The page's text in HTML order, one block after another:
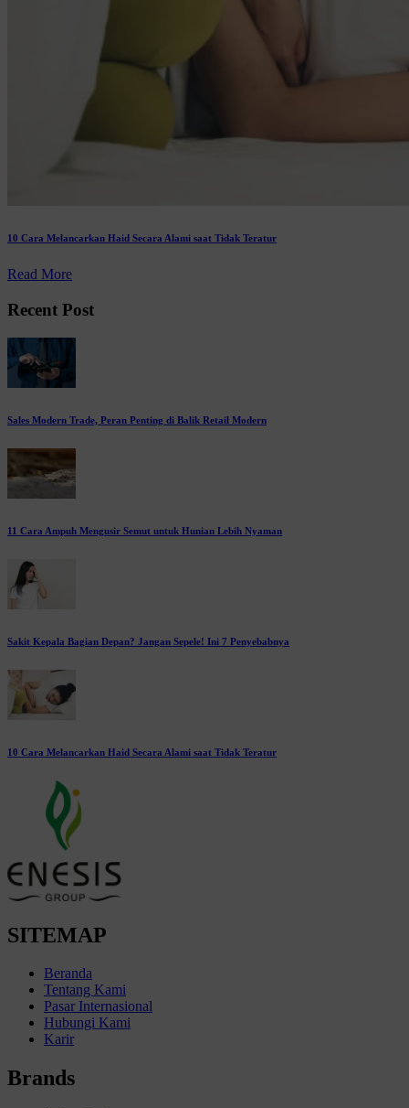
10 Cara Melancarkan Haid Secara Alami saat Tidak Teratur
Read More
Recent Post
Sales Modern Trade, Peran Penting di Balik Retail Modern
11 Cara Ampuh Mengusir Semut untuk Hunian Lebih Nyaman
Sakit Kepala Bagian Depan? Jangan Sepele! Ini 7 Penyebabnya
10 Cara Melancarkan Haid Secara Alami saat Tidak Teratur
SITEMAP
Beranda
Tentang Kami
Pasar Internasional
Hubungi Kami
Karir
Brands